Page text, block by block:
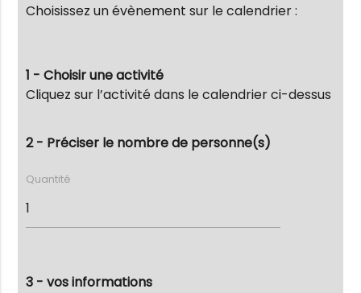
Choisissez un évènement sur le calendrier :
1 - Choisir une activité
Cliquez sur l’activité dans le calendrier ci-dessus
2 - Préciser le nombre de personne(s)
Quantité
3 - vos informations